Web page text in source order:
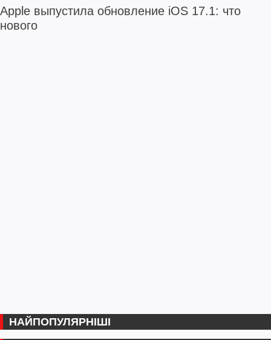
Apple выпустила обновление iOS 17.1: что
нового
НАЙПОПУЛЯРНІШІ